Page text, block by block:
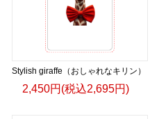
Stylish giraffe（おしゃれなキリン）
2,450円(税込2,695円)